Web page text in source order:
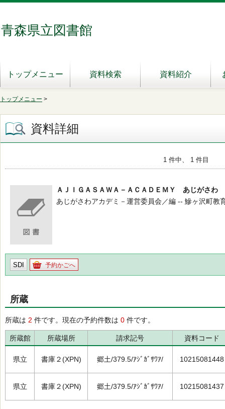
青森県立図書館
トップメニュー 資料検索 資料紹介
トップメニュー >
資料詳細
1 件中、 1 件目
ＡＪＩＧＡＳＡＷＡ－ＡＣＡＤＥＭＹ あじがさわ
あじがさわアカデミ－運営委員会／編 -- 鰺ヶ沢町教
SDI 予約かごへ
所蔵
所蔵は 2 件です。現在の予約件数は 0 件です。
所蔵館 所蔵場所 請求記号 資料コード
県立 書庫２(XPN) 郷土/379.5/ｱｼﾞｶﾞｻﾜｱ/ 10215081448
県立 書庫２(XPN) 郷土/379.5/ｱｼﾞｶﾞｻﾜｱ/ 10215081437